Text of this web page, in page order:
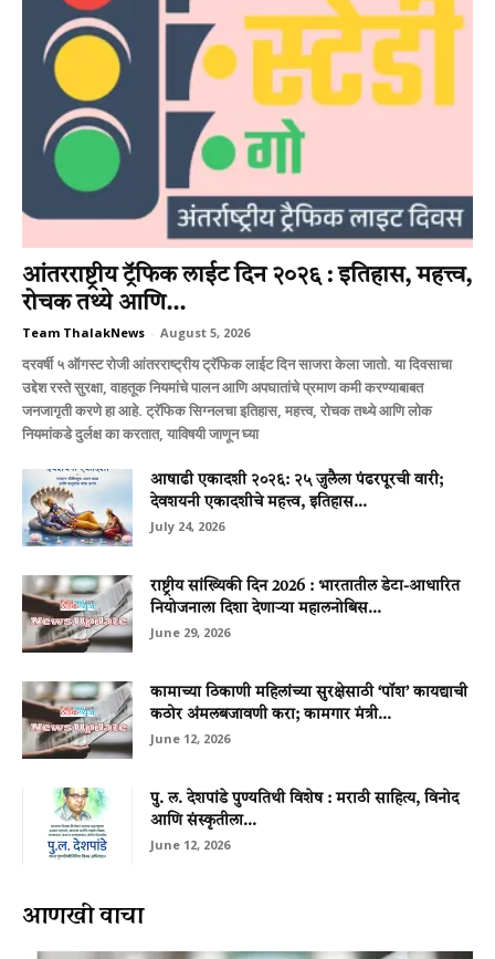
आंतरराष्ट्रीय ट्रॅफिक लाईट दिन २०२६ : इतिहास, महत्त्व,
रोचक तथ्ये आणि...
Team ThalakNews - August 5, 2026
दरवर्षी ५ ऑगस्ट रोजी आंतरराष्ट्रीय ट्रॅफिक लाईट दिन साजरा केला जातो. या दिवसाचा
उद्देश रस्ते सुरक्षा, वाहतूक नियमांचे पालन आणि अपघातांचे प्रमाण कमी करण्याबाबत
जनजागृती करणे हा आहे. ट्रॅफिक सिग्नलचा इतिहास, महत्त्व, रोचक तथ्ये आणि लोक
नियमांकडे दुर्लक्ष का करतात, याविषयी जाणून घ्या
आषाढी एकादशी २०२६: २५ जुलैला पंढरपूरची वारी;
देवशयनी एकादशीचे महत्त्व, इतिहास...
July 24, 2026
राष्ट्रीय सांख्यिकी दिन 2026 : भारतातील डेटा-आधारित
नियोजनाला दिशा देणाऱ्या महालनोबिस...
June 29, 2026
कामाच्या ठिकाणी महिलांच्या सुरक्षेसाठी ‘पॉश’ कायद्याची
कठोर अंमलबजावणी करा; कामगार मंत्री...
June 12, 2026
पु. ल. देशपांडे पुण्यतिथी विशेष : मराठी साहित्य, विनोद
आणि संस्कृतीला...
June 12, 2026
आणखी वाचा